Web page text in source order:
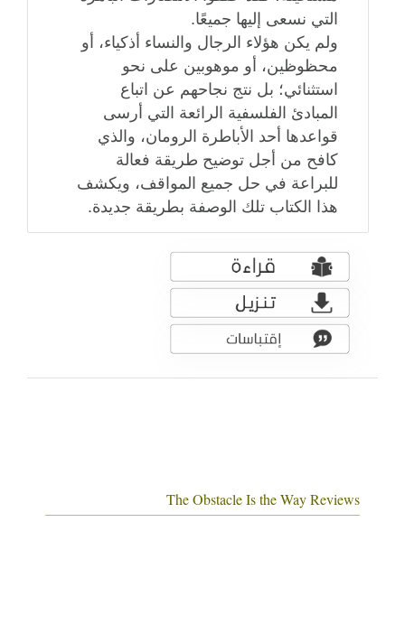
التي نسعى إليها جميعًا.
ولم يكن هؤلاء الرجال والنساء أذكياء، أو
محظوظين، أو موهوبين على نحو
استثنائي؛ بل نتج نجاحهم عن اتباع
المبادئ الفلسفية الرائعة التي أرسى
قواعدها أحد الأباطرة الرومان، والذي
كافح من أجل توضيح طريقة فعالة
للبراعة في حل جميع المواقف، ويكشف
هذا الكتاب تلك الوصفة بطريقة جديدة.
The Obstacle Is the Way Reviews